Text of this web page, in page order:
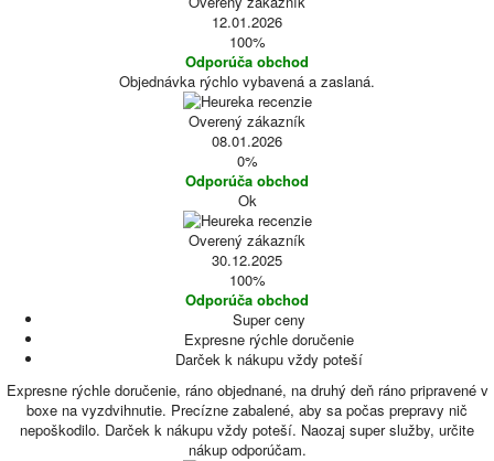
12.01.2026
100%
Odporúča obchod
Objednávka rýchlo vybavená a zaslaná.
Overený zákazník
08.01.2026
0%
Odporúča obchod
Ok
Overený zákazník
30.12.2025
100%
Odporúča obchod
Super ceny
Expresne rýchle doručenie
Darček k nákupu vždy poteší
Expresne rýchle doručenie, ráno objednané, na druhý deň ráno pripravené v
boxe na vyzdvihnutie. Precízne zabalené, aby sa počas prepravy nič
nepoškodilo. Darček k nákupu vždy poteší. Naozaj super služby, určite
nákup odporúčam.